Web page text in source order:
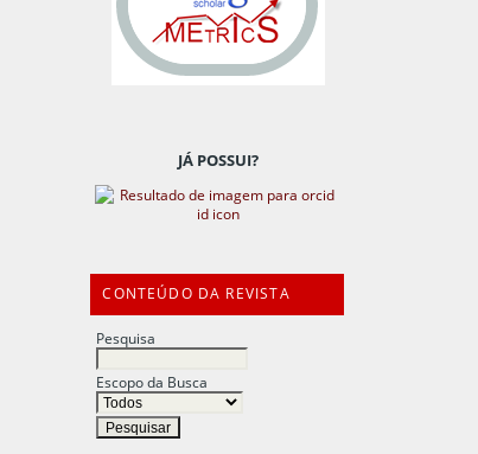
JÁ POSSUI?
CONTEÚDO DA REVISTA
Pesquisa
Escopo da Busca